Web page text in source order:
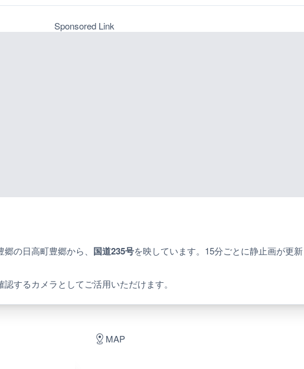
Sponsored Link
の日高町豊郷から、 国道235号を映しています。15分ごとに静止画が更新
するカメラとしてご活用いただけます。
MAP